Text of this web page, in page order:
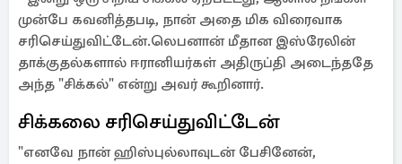
முன்பே கவனித்தபடி, நான் அதை மிக விரைவாக
சரிசெய்துவிட்டேன்.லெபனான் மீதான இஸ்ரேலின்
தாக்குதல்களால் ஈரானியர்கள் அதிருப்தி அடைந்ததே
அந்த "சிக்கல்" என்று அவர் கூறினார்.
சிக்கலை சரிசெய்துவிட்டேன்
"எனவே நான் ஹிஸ்புல்லாவுடன் பேசினேன்,